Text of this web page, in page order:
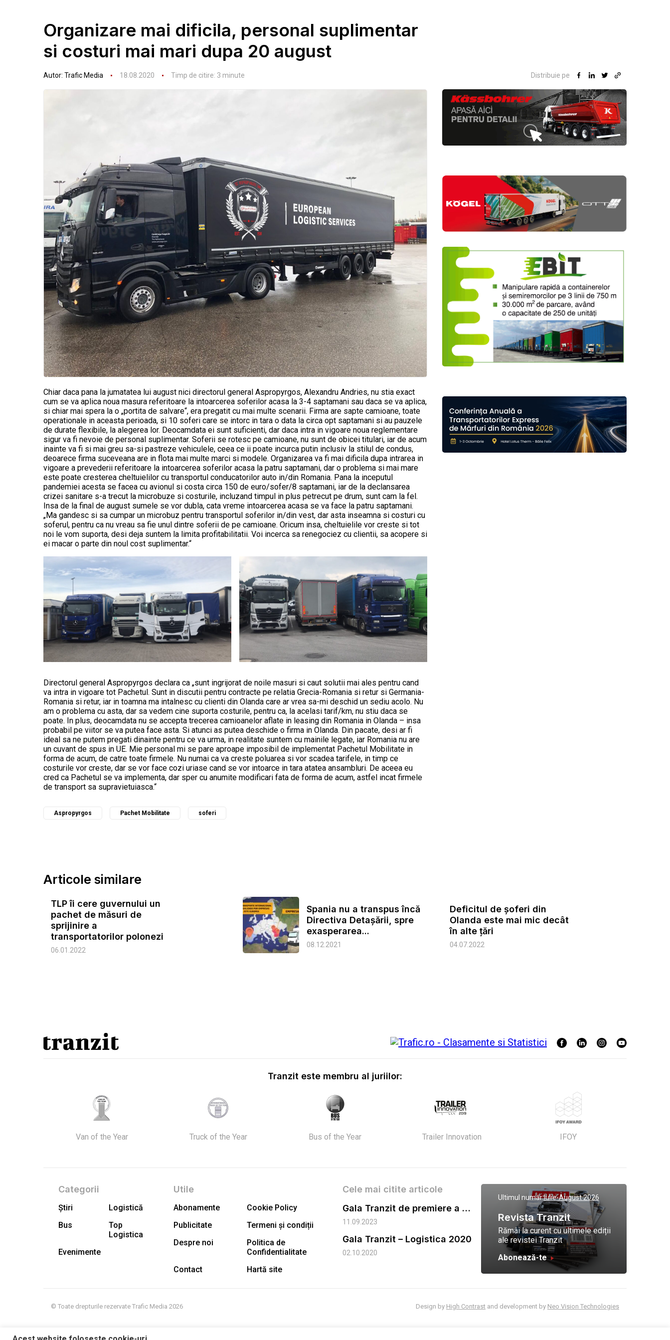
Organizare mai dificila, personal suplimentar
si costuri mai mari dupa 20 august
Autor: Trafic Media 18.08.2020 Timp de citire: 3 minute Distribuie pe
Chiar daca pana la jumatatea lui august nici directorul general Aspropyrgos, Alexandru Andries, nu stia exact
cum se va aplica noua masura referitoare la intoarcerea soferilor acasa la 3-4 saptamani sau daca se va aplica,
si chiar mai spera la o „portita de salvare“, era pregatit cu mai multe scenarii. Firma are sapte camioane, toate
operationale in aceasta perioada, si 10 soferi care se intorc in tara o data la circa opt saptamani si au pauzele
de durate flexibile, la alegerea lor. Deocamdata ei sunt suficienti, dar daca intra in vigoare noua reglementare
sigur va fi nevoie de personal suplimentar. Soferii se rotesc pe camioane, nu sunt de obicei titulari, iar de acum
inainte va fi si mai greu sa-si pastreze vehiculele, ceea ce ii poate incurca putin inclusiv la stilul de condus,
deoarece firma suceveana are in flota mai multe marci si modele. Organizarea va fi mai dificila dupa intrarea in
vigoare a prevederii referitoare la intoarcerea soferilor acasa la patru saptamani, dar o problema si mai mare
este poate cresterea cheltuielilor cu transportul conducatorilor auto in/din Romania. Pana la inceputul
pandemiei acesta se facea cu avionul si costa circa 150 de euro/sofer/8 saptamani, iar de la declansarea
crizei sanitare s-a trecut la microbuze si costurile, incluzand timpul in plus petrecut pe drum, sunt cam la fel.
Insa de la final de august sumele se vor dubla, cata vreme intoarcerea acasa se va face la patru saptamani.
„Ma gandesc si sa cumpar un microbuz pentru transportul soferilor in/din vest, dar asta inseamna si costuri cu
soferul, pentru ca nu vreau sa fie unul dintre soferii de pe camioane. Oricum insa, cheltuielile vor creste si tot
noi le vom suporta, desi deja suntem la limita profitabilitatii. Voi incerca sa renegociez cu clientii, sa acopere si
ei macar o parte din noul cost suplimentar.“
Directorul general Aspropyrgos declara ca „sunt ingrijorat de noile masuri si caut solutii mai ales pentru cand
va intra in vigoare tot Pachetul. Sunt in discutii pentru contracte pe relatia Grecia-Romania si retur si Germania-
Romania si retur, iar in toamna ma intalnesc cu clienti din Olanda care ar vrea sa-mi deschid un sediu acolo. Nu
am o problema cu asta, dar sa vedem cine suporta costurile, pentru ca, la acelasi tarif/km, nu stiu daca se
poate. In plus, deocamdata nu se accepta trecerea camioanelor aflate in leasing din Romania in Olanda – insa
probabil pe viitor se va putea face asta. Si atunci as putea deschide o firma in Olanda. Din pacate, desi ar fi
ideal sa ne putem pregati dinainte pentru ce va urma, in realitate suntem cu mainile legate, iar Romania nu are
un cuvant de spus in UE. Mie personal mi se pare aproape imposibil de implementat Pachetul Mobilitate in
forma de acum, de catre toate firmele. Nu numai ca va creste poluarea si vor scadea tarifele, in timp ce
costurile vor creste, dar se vor face cozi uriase cand se vor intoarce in tara atatea ansambluri. De aceea eu
cred ca Pachetul se va implementa, dar sper cu anumite modificari fata de forma de acum, astfel incat firmele
de transport sa supravietuiasca.“
Aspropyrgos Pachet Mobilitate soferi
Articole similare
TLP îi cere guvernului un
pachet de măsuri de
sprijinire a
transportatorilor polonezi
06.01.2022
Spania nu a transpus încă
Directiva Detașării, spre
exasperarea...
08.12.2021
Deficitul de șoferi din
Olanda este mai mic decât
în alte țări
04.07.2022
Tranzit este membru al juriilor:
Van of the Year Truck of the Year Bus of the Year Trailer Innovation IFOY
Categorii
Știri
Logistică
Bus
Top
Logistica
Evenimente
Utile
Abonamente
Cookie Policy
Publicitate
Termeni și condiții
Despre noi
Politica de
Confidentialitate
Contact
Hartă site
Cele mai citite articole
Gala Tranzit de premiere a celor mai eficienti operatori de transport marfa 2023
11.09.2023
Gala Tranzit – Logistica 2020
02.10.2020
Ultimul număr:Iulie-August 2026
Revista Tranzit
Rămâi la curent cu ultimele ediții
ale revistei Tranzit
Abonează-te
© Toate drepturile rezervate Trafic Media 2026 Design by High Contrast and development by Neo Vision Technologies